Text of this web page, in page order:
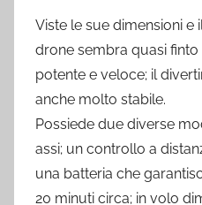
Viste le sue dimensioni e
drone sembra quasi
potente e veloce; il
anche molto stabile.
Possiede due diverse
assi; un controllo a
una batteria che
20 minuti circa; in volo